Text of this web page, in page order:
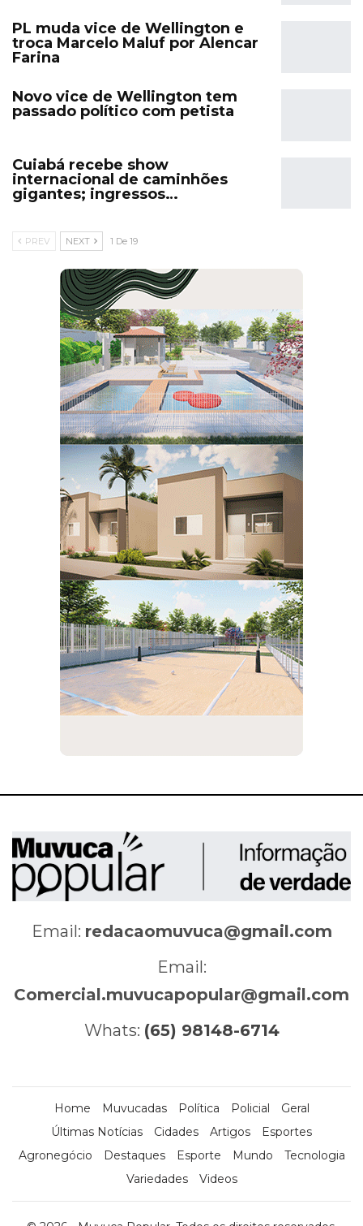
PL muda vice de Wellington e
troca Marcelo Maluf por Alencar
Farina
Novo vice de Wellington tem
passado político com petista
Cuiabá recebe show
internacional de caminhões
gigantes; ingressos…
PREV NEXT 1 De 19
Email: redacaomuvuca@gmail.com
Email:
Comercial.muvucapopular@gmail.com
Whats: (65) 98148-6714
Home Muvucadas Política Policial
Geral
Últimas Notícias
Cidades Artigos
Esportes
Agronegócio
Destaques Esporte Mundo
Tecnologia
Variedades
Videos